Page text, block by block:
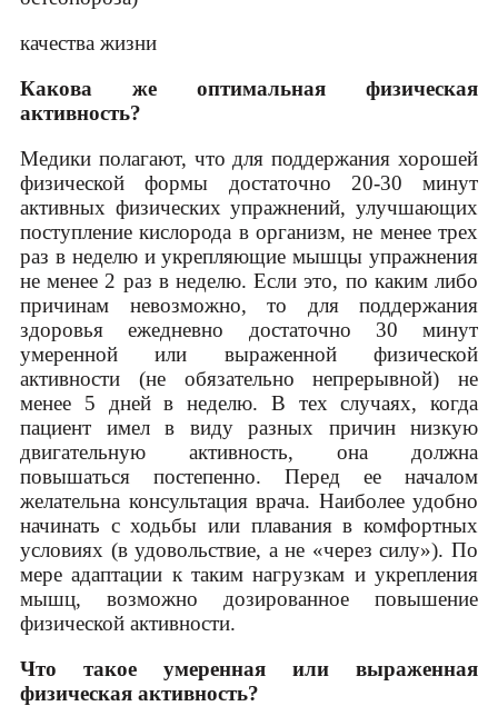
качества жизни
Какова же оптимальная физическая
активность?
Медики полагают, что для поддержания хорошей
физической формы достаточно 20-30 минут
активных физических упражнений, улучшающих
поступление кислорода в организм, не менее трех
раз в неделю и укрепляющие мышцы упражнения
не менее 2 раз в неделю. Если это, по каким либо
причинам невозможно, то для поддержания
здоровья ежедневно достаточно 30 минут
умеренной или выраженной физической
активности (не обязательно непрерывной) не
менее 5 дней в неделю. В тех случаях, когда
пациент имел в виду разных причин низкую
двигательную активность, она должна
повышаться постепенно. Перед ее началом
желательна консультация врача. Наиболее удобно
начинать с ходьбы или плавания в комфортных
условиях (в удовольствие, а не «через силу»). По
мере адаптации к таким нагрузкам и укрепления
мышц, возможно дозированное повышение
физической активности.
Что такое умеренная или выраженная
физическая активность?